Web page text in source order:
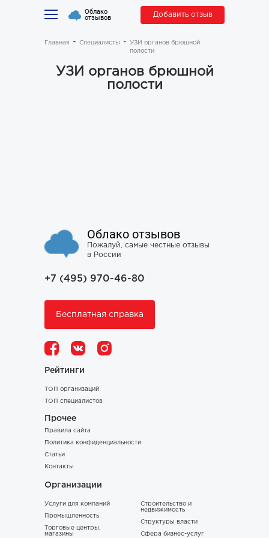
Облако
отзывов Добавить отзыв
Главная Специалисты
УЗИ органов брюшной
полости
УЗИ органов брюшной
полости
Облако отзывов
Пожалуй, самые честные отзывы
в России
+7 (495) 970-46-80
Бесплатная справка
Рейтинги
ТОП организаций
ТОП специалистов
Прочее
Правила сайта
Политика конфиденциальности
Статьи
Контакты
Организации
Услуги для компаний
Промышленность
Торговые центры,
магазины
Строительство и
недвижимость
Структуры власти
Сфера бизнес-услуг